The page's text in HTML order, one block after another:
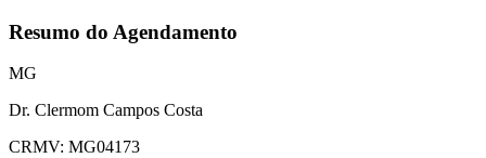
Resumo do Agendamento
MG
Dr. Clermom Campos Costa
CRMV: MG04173